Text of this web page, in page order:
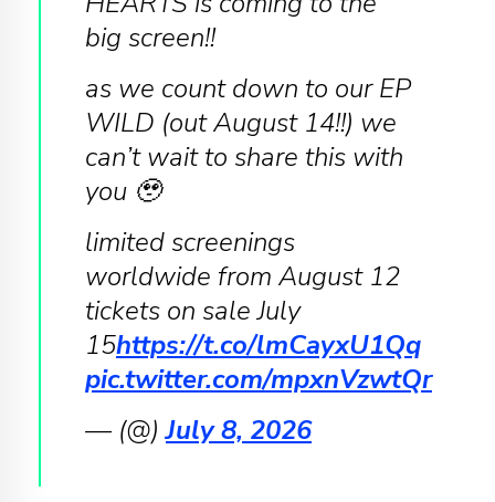
big screen!!
as we count down to our EP
WILD (out August 14!!) we
can’t wait to share this with
you 🥹
limited screenings
worldwide from August 12
tickets on sale July
15https://t.co/lmCayxU1Qq
pic.twitter.com/mpxnVzwtQr
— (@)July 8, 2026